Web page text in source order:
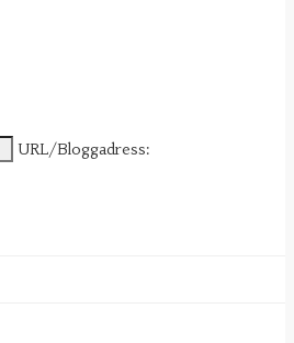
URL/Bloggadress: